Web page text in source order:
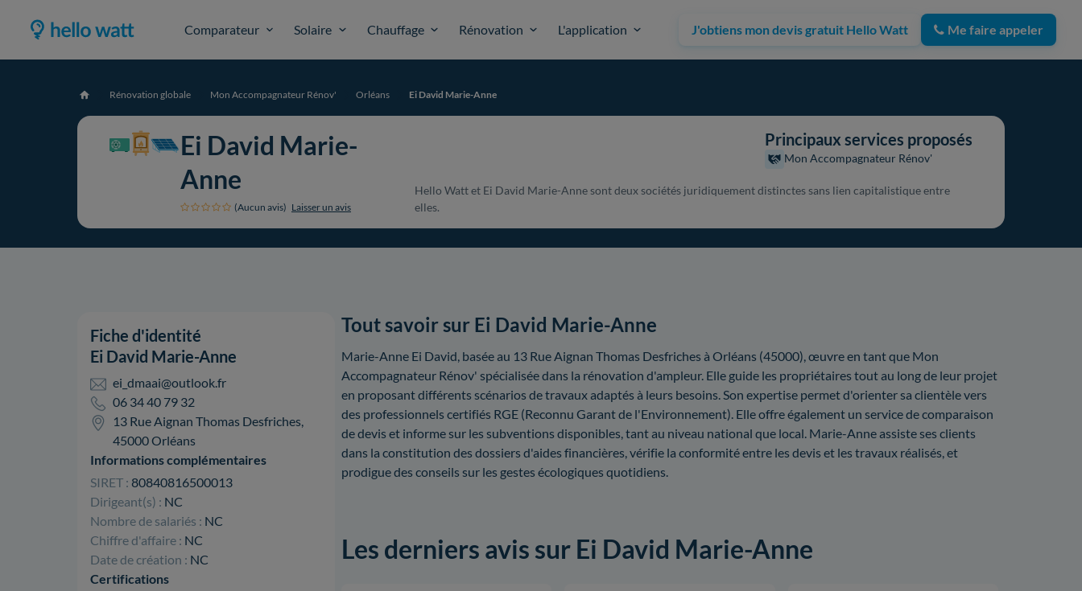
Comparateur Solaire Chauffage Rénovation L'application J'obtiens mon devis gratuit Hello Watt Me faire appeler
Accueil Rénovation globale Mon Accompagnateur Rénov' Orléans Ei David Marie-Anne
Ei David Marie-
Anne
(Aucun avis) Laisser un avis
Principaux services proposés
Mon Accompagnateur Rénov'
Hello Watt et Ei David Marie-Anne sont deux sociétés juridiquement distinctes sans lien capitalistique entre
elles.
Fiche d'identité
Ei David Marie-Anne
ei_dmaai@outlook.fr
06 34 40 79 32
13 Rue Aignan Thomas Desfriches,
45000 Orléans
Informations complémentaires
SIRET : 80840816500013
Dirigeant(s) : NC
Nombre de salariés : NC
Chiffre d'affaire : NC
Date de création : NC
Certifications
Tout savoir sur Ei David Marie-Anne
Marie-Anne Ei David, basée au 13 Rue Aignan Thomas Desfriches à Orléans (45000), œuvre en tant que Mon
Accompagnateur Rénov' spécialisée dans la rénovation d'ampleur. Elle guide les propriétaires tout au long de leur projet
en proposant différents scénarios de travaux adaptés à leurs besoins. Son expertise permet d'orienter sa clientèle vers
des professionnels certifiés RGE (Reconnu Garant de l'Environnement). Elle offre également un service de comparaison
de devis et informe sur les subventions disponibles, tant au niveau national que local. Marie-Anne assiste ses clients
dans la constitution des dossiers d'aides financières, vérifie la conformité entre les devis et les travaux réalisés, et
prodigue des conseils sur les gestes écologiques quotidiens.
Les derniers avis sur Ei David Marie-Anne